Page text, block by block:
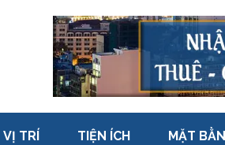
VỊ TRÍ TIỆN ÍCH MẶT